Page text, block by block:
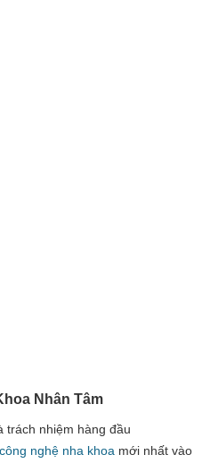
Nhân Tâm
trách nhiệm hàng đầu
công nghệ nha khoa mới nhất vào